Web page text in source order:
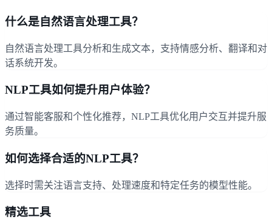
什么是自然语言处理工具？
自然语言处理工具分析和生成文本，支持情感分析、翻译和对
话系统开发。
NLP工具如何提升用户体验？
通过智能客服和个性化推荐，NLP工具优化用户交互并提升服
务质量。
如何选择合适的NLP工具？
选择时需关注语言支持、处理速度和特定任务的模型性能。
精选工具